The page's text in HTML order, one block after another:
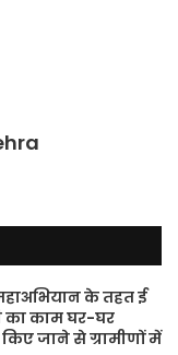
के तहत ई
का काम घर-घर
जाने से ग्रामीणों में